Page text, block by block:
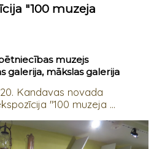
"100 muzeja
muzejs
galerija, mākslas galerija
Kandavas novada
"100 muzeja ...